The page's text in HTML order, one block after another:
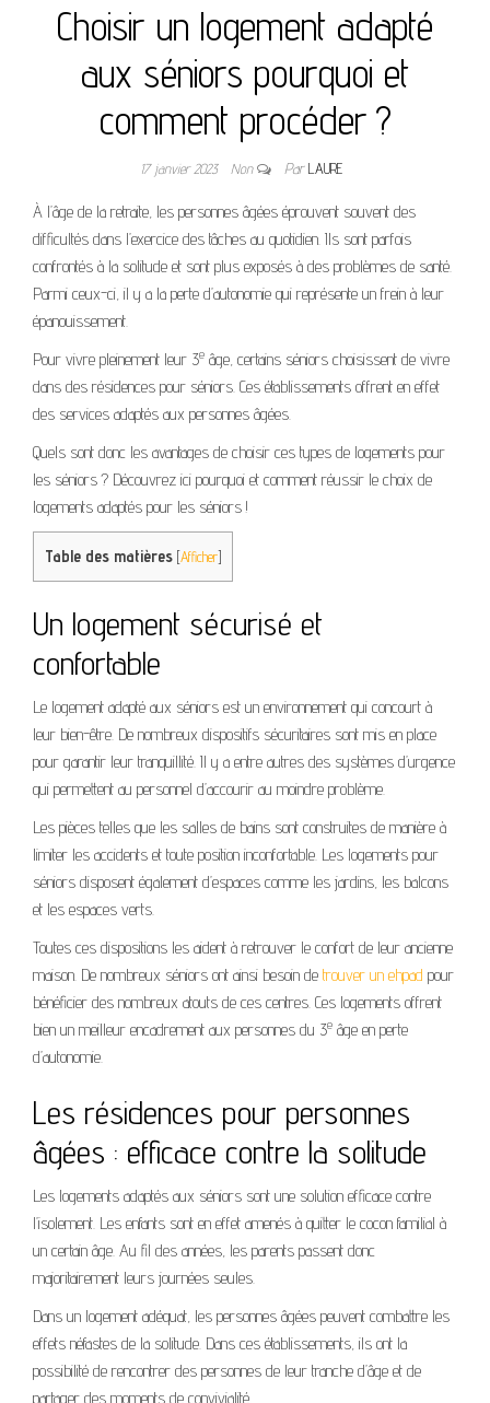
Choisir un logement adapté
aux séniors pourquoi et
comment procéder ?
17 janvier 2023 Non ParLAURE
À l’âge de la retraite, les personnes âgées éprouvent souvent des
difficultés dans l’exercice des tâches au quotidien. Ils sont parfois
confrontés à la solitude et sont plus exposés à des problèmes de santé.
Parmi ceux-ci, il y a la perte d’autonomie qui représente un frein à leur
épanouissement.
Pour vivre pleinement leur 3e âge, certains séniors choisissent de vivre
dans des résidences pour séniors. Ces établissements offrent en effet
des services adaptés aux personnes âgées.
Quels sont donc les avantages de choisir ces types de logements pour
les séniors ? Découvrez ici pourquoi et comment réussir le choix de
logements adaptés pour les séniors !
Table des matières [Afficher]
Un logement sécurisé et
confortable
Le logement adapté aux séniors est un environnement qui concourt à
leur bien-être. De nombreux dispositifs sécuritaires sont mis en place
pour garantir leur tranquillité. Il y a entre autres des systèmes d’urgence
qui permettent au personnel d’accourir au moindre problème.
Les pièces telles que les salles de bains sont construites de manière à
limiter les accidents et toute position inconfortable. Les logements pour
séniors disposent également d’espaces comme les jardins, les balcons
et les espaces verts.
Toutes ces dispositions les aident à retrouver le confort de leur ancienne
maison. De nombreux séniors ont ainsi besoin de trouver un ehpad pour
bénéficier des nombreux atouts de ces centres. Ces logements offrent
bien un meilleur encadrement aux personnes du 3e âge en perte
d’autonomie.
Les résidences pour personnes
âgées : efficace contre la solitude
Les logements adaptés aux séniors sont une solution efficace contre
l’isolement. Les enfants sont en effet amenés à quitter le cocon familial à
un certain âge. Au fil des années, les parents passent donc
majoritairement leurs journées seules.
Dans un logement adéquat, les personnes âgées peuvent combattre les
effets néfastes de la solitude. Dans ces établissements, ils ont la
possibilité de rencontrer des personnes de leur tranche d’âge et de
partager des moments de convivialité.